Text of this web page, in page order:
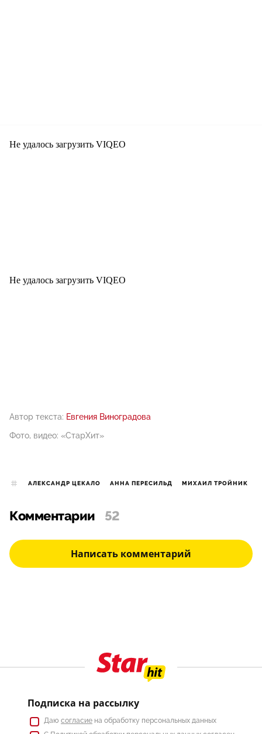
Не удалось загрузить VIQEO
Не удалось загрузить VIQEO
Автор текста: Евгения Виноградова
Фото, видео: «СтарХит»
АЛЕКСАНДР ЦЕКАЛО АННА ПЕРЕСИЛЬД МИХАИЛ ТРОЙНИК
Комментарии 52
Написать комментарий
Подписка на рассылку
Даю согласие на обработку персональных данных